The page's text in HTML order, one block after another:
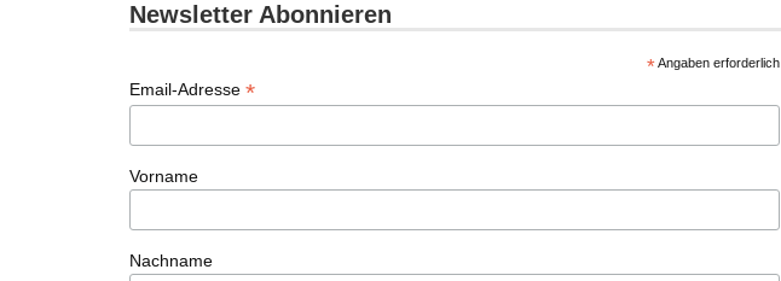
Newsletter Abonnieren
*Angaben erforderlich
Email-Adresse *
Vorname
Nachname